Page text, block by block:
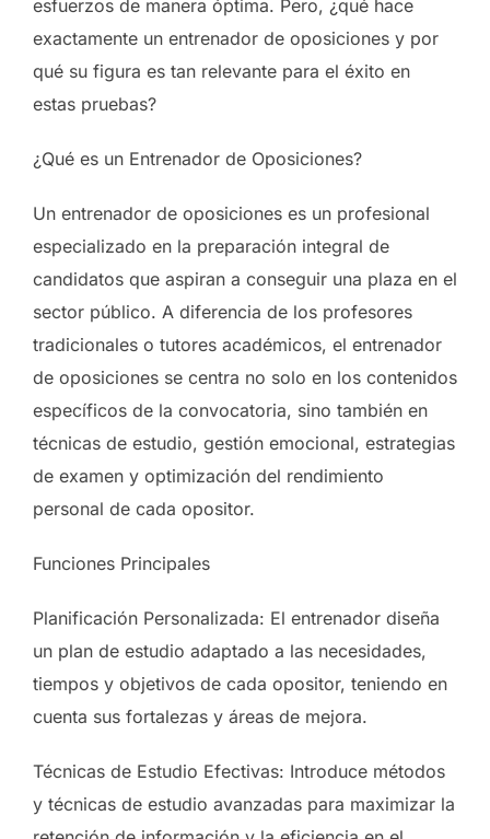
esfuerzos de manera óptima. Pero, ¿qué hace
exactamente un entrenador de oposiciones y por
qué su figura es tan relevante para el éxito en
estas pruebas?
¿Qué es un Entrenador de Oposiciones?
Un entrenador de oposiciones es un profesional
especializado en la preparación integral de
candidatos que aspiran a conseguir una plaza en el
sector público. A diferencia de los profesores
tradicionales o tutores académicos, el entrenador
de oposiciones se centra no solo en los contenidos
específicos de la convocatoria, sino también en
técnicas de estudio, gestión emocional, estrategias
de examen y optimización del rendimiento
personal de cada opositor.
Funciones Principales
Planificación Personalizada: El entrenador diseña
un plan de estudio adaptado a las necesidades,
tiempos y objetivos de cada opositor, teniendo en
cuenta sus fortalezas y áreas de mejora.
Técnicas de Estudio Efectivas: Introduce métodos
y técnicas de estudio avanzadas para maximizar la